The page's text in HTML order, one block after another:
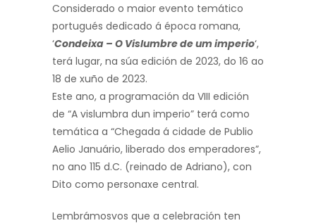
Considerado o maior evento temático
portugués dedicado á época romana,
‘Condeixa – O Vislumbre de um imperio‘,
terá lugar, na súa edición de 2023, do 16 ao
18 de xuño de 2023.
Este ano, a programación da VIII edición
de “A vislumbra dun imperio” terá como
temática a “Chegada á cidade de Publio
Aelio Januário, liberado dos emperadores”,
no ano 115 d.C. (reinado de Adriano), con
Dito como personaxe central.
Lembrámosvos que a celebración ten